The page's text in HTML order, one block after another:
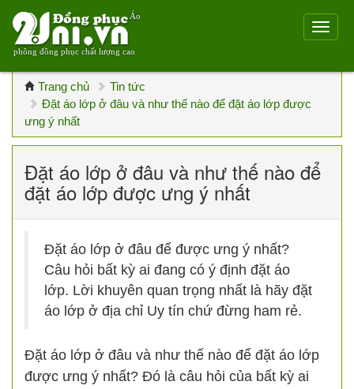
Áo
phông đồng phục chất lượng cao
Trang chủ
Tin tức
Đặt áo lớp ở đâu và như thế nào để đặt áo lớp được
ưng ý nhất
Đặt áo lớp ở đâu và như thế nào để
đặt áo lớp được ưng ý nhất
Đặt áo lớp ở đâu để được ưng ý nhất?
Câu hỏi bất kỳ ai đang có ý định đặt áo
lớp. Lời khuyên quan trọng nhất là hãy đặt
áo lớp ở địa chỉ Uy tín chứ đừng ham rẻ.
Đặt áo lớp ở đâu và như thế nào để đặt áo lớp
được ưng ý nhất? Đó là câu hỏi của bất kỳ ai